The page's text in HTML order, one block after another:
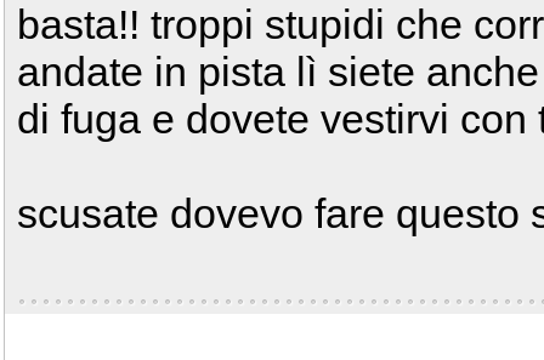
basta!! troppi stupidi che
andate in pista lì siete
di fuga e dovete vestirvi con
scusate dovevo fare questo